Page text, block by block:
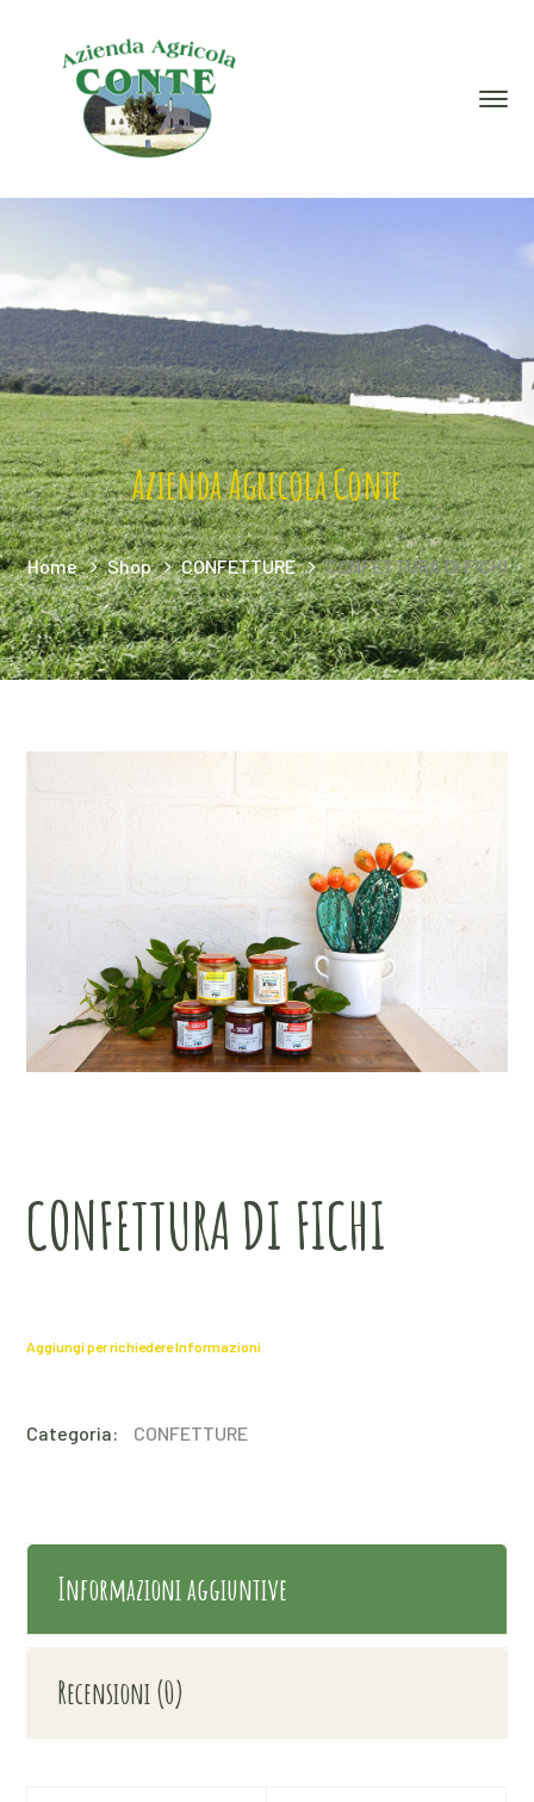
Azienda Agricola Conte
Home Shop CONFETTURE CONFETTURA DI FICHI
CONFETTURA DI FICHI
Aggiungi per richiedere Informazioni
Categoria: CONFETTURE
Informazioni aggiuntive
Recensioni (0)